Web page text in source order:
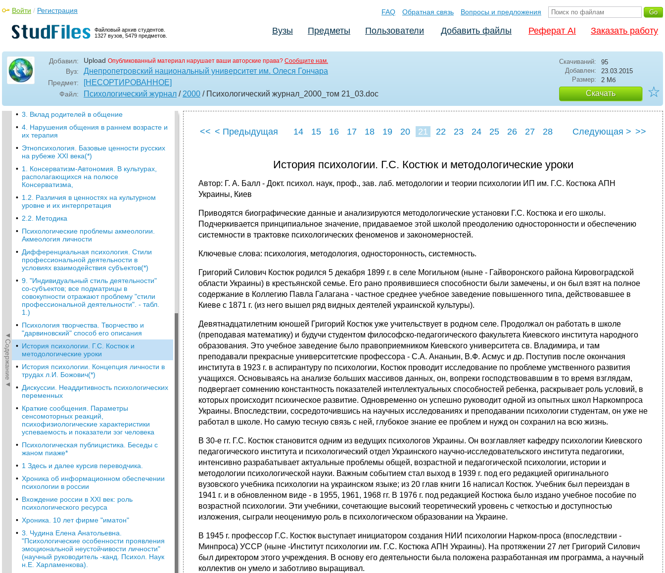
Файловый архив студентов.
1327 вузов, 5479 предметов.
Войти / Регистрация FAQ Обратная связь Вопросы и предложения
Вузы Предметы Пользователи Добавить файлы Реферат AI Заказать работу
Добавил: Upload Опубликованный материал нарушает ваши авторские права? Сообщите нам.
Вуз: Днепропетровский национальный университет им. Олеся Гончара
Предмет: [НЕСОРТИРОВАННОЕ]
Файл: Психологический журнал / 2000 / Психологический журнал_2000_том 21_03.doc
Скачиваний:
95
Добавлен:
23.03.2015
Размер:
2 Мб
Скачать ☆
◄Содержание◄
XXI в.(*) гуманистичность психологической
• Психология развития. Роль зрительного
опыта в раннем психическом развитии
• 1. История изучения вопроса
Психология развития. Значение
невербального общения в младенческом
возрасте для психического развития
• 3. Вклад родителей в общение
• 4. Нарушения общения в раннем возрасте и
их терапия
• Этнопсихология. Базовые ценности русских
на рубеже XXI века(*)
• 1. Консерватизм-Автономия. В культурах,
располагающихся на полюсе
Консерватизма,
• 1.2. Различия в ценностях на культурном
уровне и их интерпретация
• 2.2. Методика
• Психологические проблемы акмеологии.
Акмеология личности
• Дифференциальная психология. Стили
профессиональной деятельности в
условиях взаимодействия субъектов(*)
• 9. "Индивидуальный стиль деятельности"
со-субъектов; все подматрицы в
совокупности отражают проблему "стили
профессиональной деятельности". - табл.
1.)
• Психология творчества. Творчество и
"дарвиновский" способ его описания
• История психологии. Г.С. Костюк и
методологические уроки
• История психологии. Концепция личности в
трудах л.И. Божович(*)
• Дискуссии. Неаддитивность психологических
переменных
• Краткие сообщения. Параметры
сенсомоторных реакций,
психофизиологические характеристики
успеваемость и показатели ээг человека
• Психологическая публицистика. Беседы с
жаном пиаже*
• 1 Здесь и далее курсив переводчика.
• Хроника об информационном обеспечении
психологии в россии
• Вхождение россии в XXI век: роль
психологического ресурса
• Хроника. 10 лет фирме "иматон"
• 3. Чудина Елена Анатольевна.
"Психологические особенности проявления
эмоциональной неустойчивости личности"
(научный руководитель -канд. Психол. Наук
н.Е. Харламенкова).
<< < Предыдущая 14 15 16 17 18 19 20 21 22 23 24 25 26 27
28
Следующая > >>
История психологии. Г.С. Костюк и методологические уроки
Автор: Г. А. Балл - Докт. психол. наук, проф., зав. лаб. методологии и теории психологии ИП им. Г.С. Костюка АПН
Украины, Киев
Приводятся биографические данные и анализируются методологические установки Г.С. Костюка и его школы.
Подчеркивается принципиальное значение, придаваемое этой школой преодолению односторонности и обеспечению
системности в трактовке психологических феноменов и закономерностей.
Ключевые слова: психология, методология, односторонность, системность.
Григорий Силович Костюк родился 5 декабря 1899 г. в селе Могильном (ныне - Гайворонского района Кировоградской
области Украины) в крестьянской семье. Его рано проявившиеся способности были замечены, и он был взят на полное
содержание в Коллегию Павла Галагана - частное среднее учебное заведение повышенного типа, действовавшее в
Киеве с 1871 г. (из него вышел ряд видных деятелей украинской культуры).
Девятнадцатилетним юношей Григорий Костюк уже учительствует в родном селе. Продолжал он работать в школе
(преподавая математику) и будучи студентом философско-педагогического факультета Киевского института народного
образования. Это учебное заведение было правоприемником Киевского университета св. Владимира, и там
преподавали прекрасные университетские профессора - С.А. Ананьин, В.Ф. Асмус и др. Поступив после окончания
института в 1923 г. в аспирантуру по психологии, Костюк проводит исследование по проблеме умственного развития
учащихся. Основываясь на анализе больших массивов данных, он, вопреки господствовавшим в то время взглядам,
подвергает сомнению константность показателей интеллектуальных способностей ребенка, раскрывает роль условий, в
которых происходит психическое развитие. Одновременно он успешно руководит одной из опытных школ Наркомпроса
Украины. Впоследствии, сосредоточившись на научных исследованиях и преподавании психологии студентам, он уже не
работал в школе. Но самую тесную связь с ней, глубокое знание ее проблем и нужд он сохранил на всю жизнь.
В 30-е гг. Г.С. Костюк становится одним из ведущих психологов Украины. Он возглавляет кафедру психологии Киевского
педагогического института и психологический отдел Украинского научно-исследовательского института педагогики,
интенсивно разрабатывает актуальные проблемы общей, возрастной и педагогической психологии, истории и
методологии психологической науки. Важным событием стал выход в 1939 г. под его редакцией оригинального
вузовского учебника психологии на украинском языке; из 20 глав книги 16 написал Костюк. Учебник был переиздан в
1941 г. и в обновленном виде - в 1955, 1961, 1968 гг. В 1976 г. под редакцией Костюка было издано учебное пособие по
возрастной психологии. Эти учебники, сочетающие высокий теоретический уровень с четкостью и доступностью
изложения, сыграли неоценимую роль в психологическом образовании на Украине.
В 1945 г. профессор Г.С. Костюк выступает инициатором создания НИИ психологии Нарком-проса (впоследствии -
Минпроса) УССР (ныне -Институт психологии им. Г.С. Костюка АПН Украины). На протяжении 27 лет Григорий Силович
был директором этого учреждения. В основу его деятельности была положена разработанная им программа, а научный
коллектив он умело и заботливо выращивал.